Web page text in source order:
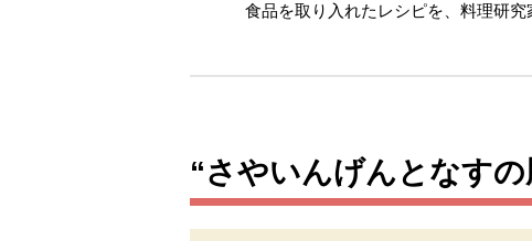
食品を取り入れたレシピを、料理研究
“さやいんげんとなす